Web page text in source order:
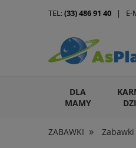
DLA
MAMY
ARTYKUŁY DLA
ZABAWKI »
TEL:(33) 486 91 40 | E-